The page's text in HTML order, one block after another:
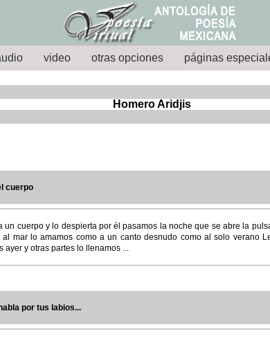
video otras opciones páginas
Homero Aridjis
cuerpo
un cuerpo y lo despierta por él pasamos la noche que se abre la
al mar lo amamos como a un canto desnudo como al solo verano
ayer y otras partes lo llenamos ...
por tus labios...